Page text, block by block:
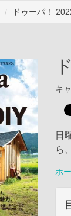
ドゥーパ！
キ
日
ら
ホ